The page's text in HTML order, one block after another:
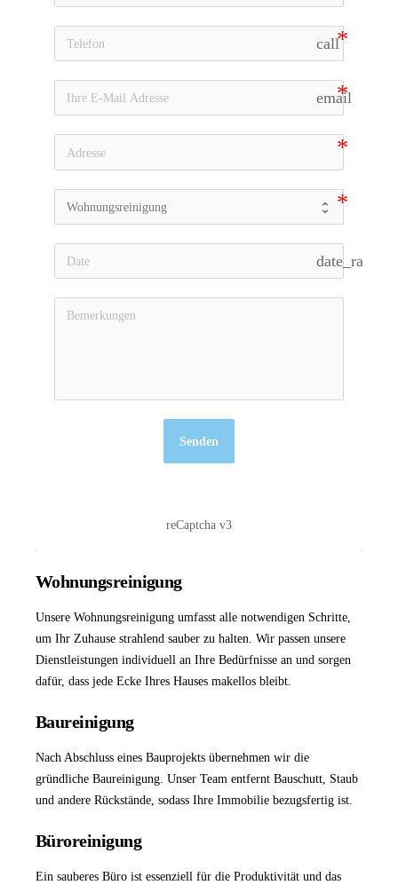
call
email
date_range
Senden
reCaptcha v3
Wohnungsreinigung
Unsere Wohnungsreinigung umfasst alle notwendigen Schritte,
um Ihr Zuhause strahlend sauber zu halten. Wir passen unsere
Dienstleistungen individuell an Ihre Bedürfnisse an und sorgen
dafür, dass jede Ecke Ihres Hauses makellos bleibt.
Baureinigung
Nach Abschluss eines Bauprojekts übernehmen wir die
gründliche Baureinigung. Unser Team entfernt Bauschutt, Staub
und andere Rückstände, sodass Ihre Immobilie bezugsfertig ist.
Büroreinigung
Ein sauberes Büro ist essenziell für die Produktivität und das